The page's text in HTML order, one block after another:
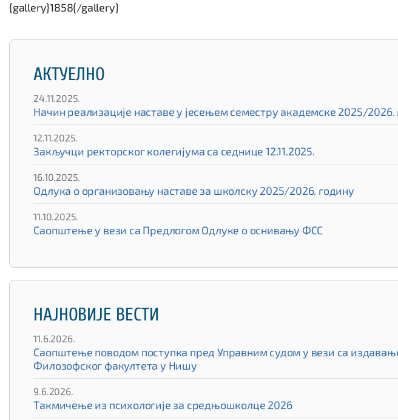
{gallery}1858{/gallery}
АКТУЕЛНО
24.11.2025.
Начин реализације наставе у јесењем семестру академске 2025/2026.
12.11.2025.
Закључци ректорског колегијума са седнице 12.11.2025.
16.10.2025.
Одлука о организовању наставе за школску 2025/2026. годину
11.10.2025.
Саопштење у вези са Предлогом Одлуке о оснивању ФСС
НАЈНОВИЈЕ ВЕСТИ
11.6.2026.
Саопштење поводом поступка пред Управним судом у вези са
Филозофског факултета у Нишу
9.6.2026.
Такмичење из психологије за средњошколце 2026